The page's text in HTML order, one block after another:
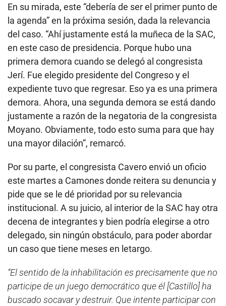
En su mirada, este “debería de ser el primer punto de
la agenda” en la próxima sesión, dada la relevancia
del caso. “Ahí justamente está la muñeca de la SAC,
en este caso de presidencia. Porque hubo una
primera demora cuando se delegó al congresista
Jerí. Fue elegido presidente del Congreso y el
expediente tuvo que regresar. Eso ya es una primera
demora. Ahora, una segunda demora se está dando
justamente a razón de la negatoria de la congresista
Moyano. Obviamente, todo esto suma para que hay
una mayor dilación”, remarcó.
Por su parte, el congresista Cavero envió un oficio
este martes a Camones donde reitera su denuncia y
pide que se le dé prioridad por su relevancia
institucional. A su juicio, al interior de la SAC hay otra
decena de integrantes y bien podría elegirse a otro
delegado, sin ningún obstáculo, para poder abordar
un caso que tiene meses en letargo.
“El sentido de la inhabilitación es precisamente que no
participe de un juego democrático que él [Castillo] ha
buscado socavar y destruir. Que intente participar con